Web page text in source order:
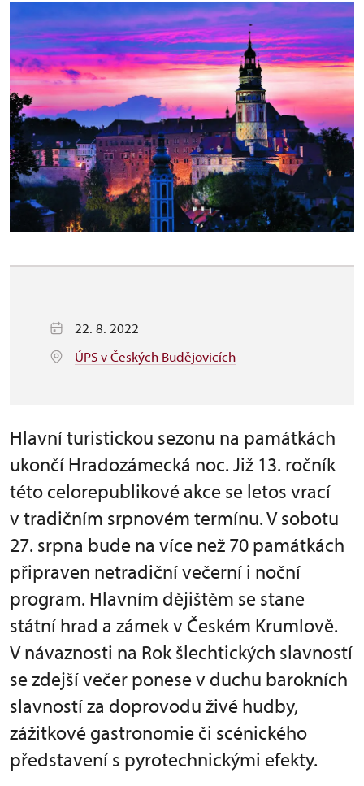
22. 8. 2022
ÚPS v Českých Budějovicích
Hlavní turistickou sezonu na památkách
ukončí Hradozámecká noc. Již 13. ročník
této celorepublikové akce se letos vrací
v tradičním srpnovém termínu. V sobotu
27. srpna bude na více než 70 památkách
připraven netradiční večerní i noční
program. Hlavním dějištěm se stane
státní hrad a zámek v Českém Krumlově.
V návaznosti na Rok šlechtických slavností
se zdejší večer ponese v duchu barokních
slavností za doprovodu živé hudby,
zážitkové gastronomie či scénického
představení s pyrotechnickými efekty.